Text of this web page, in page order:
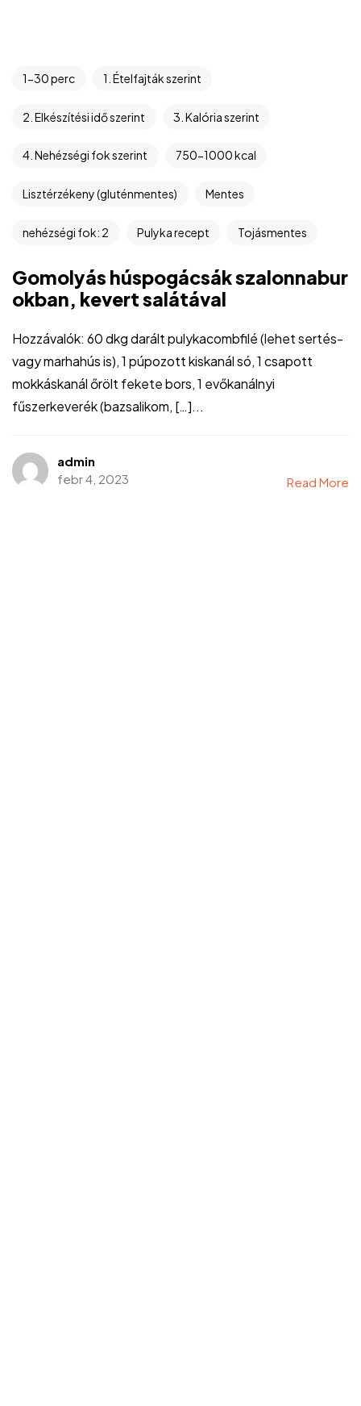
1-30 perc 1. Ételfajták szerint
2. Elkészítési idő szerint 3. Kalória szerint
4. Nehézségi fok szerint 750-1000 kcal
Lisztérzékeny (gluténmentes) Mentes
nehézségi fok: 2 Pulyka recept Tojásmentes
Gomolyás húspogácsák szalonnabur
okban, kevert salátával
Hozzávalók: 60 dkg darált pulykacombfilé (lehet sertés-
vagy marhahús is), 1 púpozott kiskanál só, 1 csapott
mokkáskanál őrölt fekete bors, 1 evőkanálnyi
fűszerkeverék (bazsalikom, […]...
admin
febr 4, 2023
Read More